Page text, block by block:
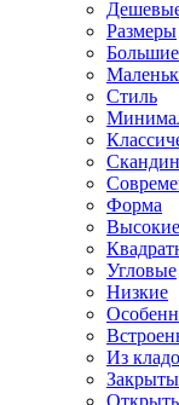
Размеры
Большие
Стиль
Форма
Высокие
Угловые
Низкие
Из